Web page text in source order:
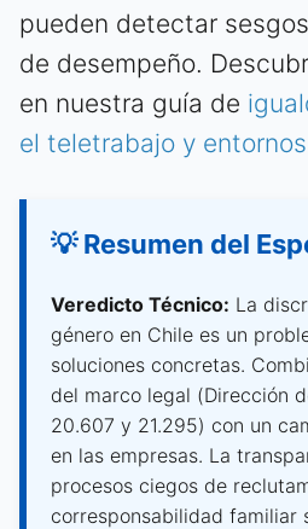
pueden detectar
de desempeño.
en nuestra guía de
el teletrabajo y
💡 Resumen del
Veredicto Técnico: La
género en Chile es un
soluciones concretas.
del marco legal (Dirección
20.607 y 21.295) con un
en las empresas. La
procesos ciegos de
corresponsabilidad familiar